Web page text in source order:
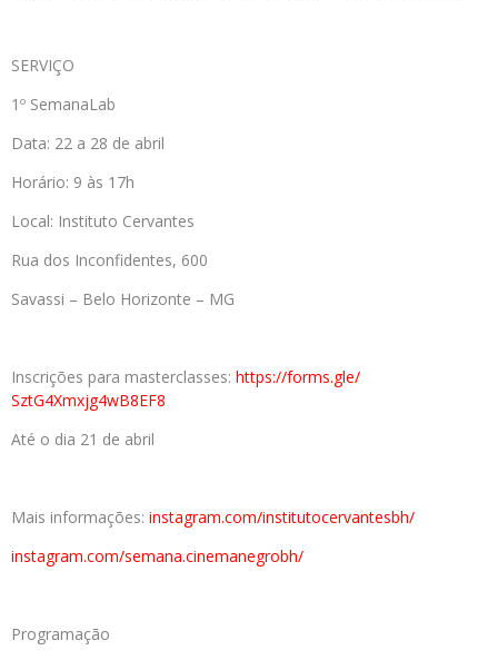
SERVIÇO
1º SemanaLab
Data: 22 a 28 de abril
Horário: 9 às 17h
Local: Instituto Cervantes
Rua dos Inconfidentes, 600
Savassi – Belo Horizonte – MG
Inscrições para masterclasses: https://forms.gle/
SztG4Xmxjg4wB8EF8
Até o dia 21 de abril
Mais informações: instagram.com/institutocervantesbh/
instagram.com/semana.cinemanegrobh/
Programação